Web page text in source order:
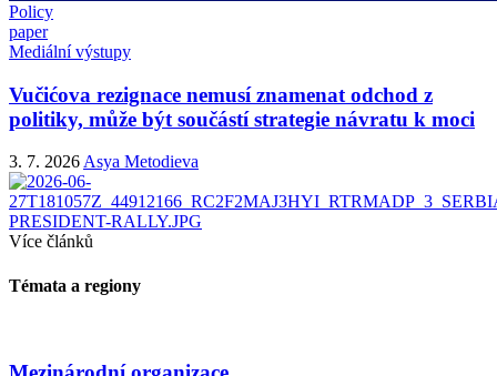
Policy
paper
Mediální výstupy
Vučićova rezignace nemusí znamenat odchod z
politiky, může být součástí strategie návratu k moci
3. 7. 2026 Asya Metodieva
Více článků
Témata a regiony